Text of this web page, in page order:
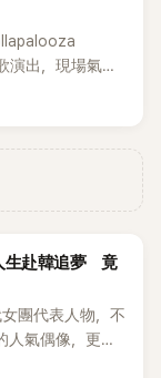
演出，現場氣氛
自己因為太緊
生赴韓追夢 竟
團代表人物，不
氣偶像，更是
己在美國就讀